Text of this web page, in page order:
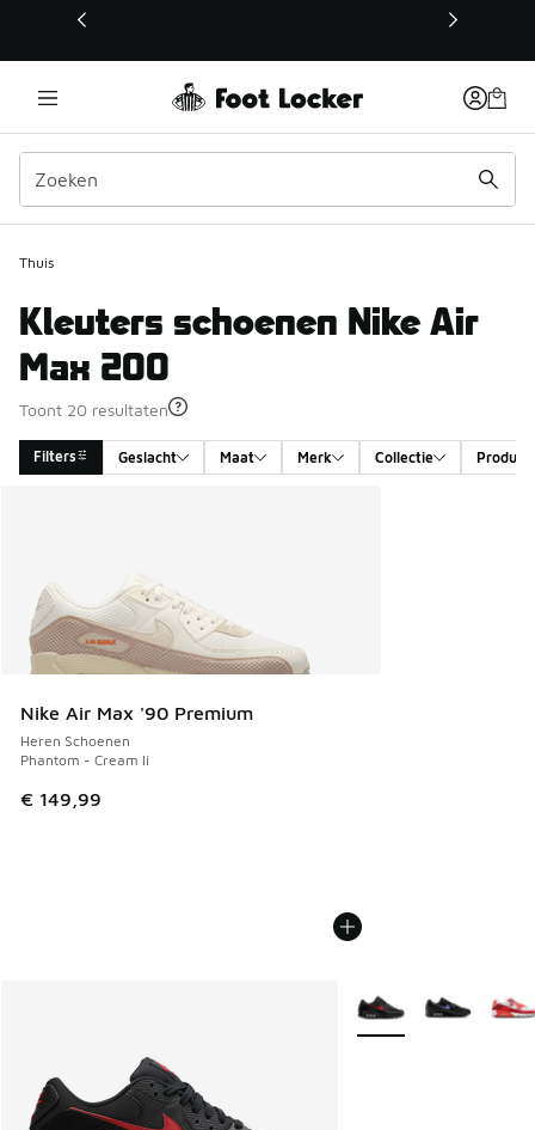
Deze link wordt geopend in een nieuw venster
Thuis
Kleuters schoenen Nike Air
Max 200
Toont 20 resultaten
Filters Geslacht Maat Merk Collectie Product
Nike Air Max '90 Premium
Heren Schoenen
Phantom - Cream Ii
€ 149,99
Meer kleuren